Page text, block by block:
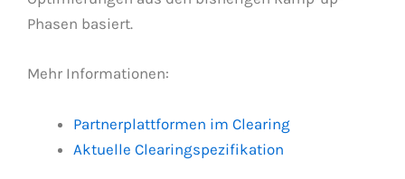
Phasen basiert.
Mehr Informationen:
Partnerplattformen im Clearing
Aktuelle Clearingspezifikation